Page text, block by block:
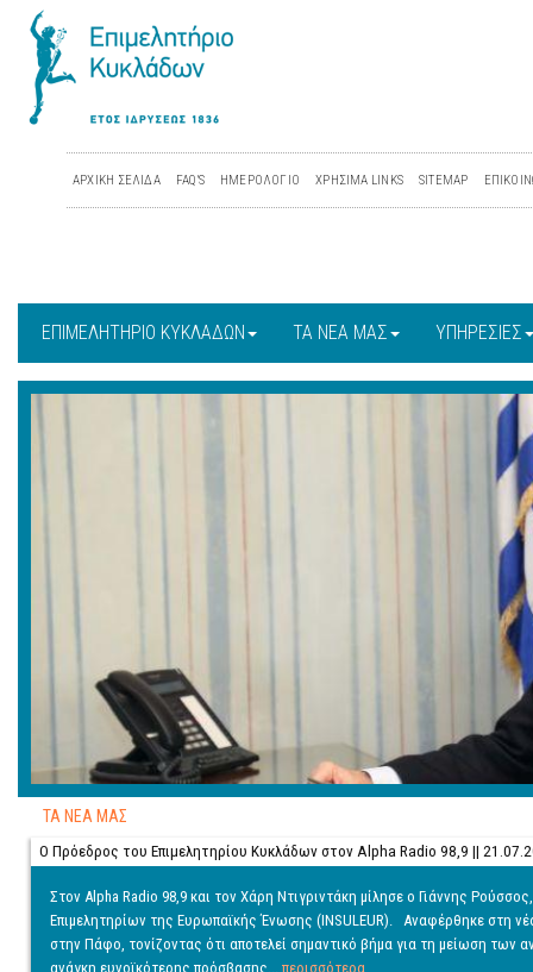
ΑΡΧΙΚΗ ΣΕΛΙΔΑ FAQ'S ΗΜΕΡΟΛΟΓΙΟ ΧΡΗΣΙΜΑ LINKS SITEMAP
ΕΠΙΜΕΛΗΤΗΡΙΟ ΚΥΚΛΑΔΩΝ ΤΑ ΝΕΑ ΜΑΣ ΥΠΗΡΕΣΙΕΣ
ΤΑ ΝΕΑ ΜΑΣ
Ο Πρόεδρος του Επιμελητηρίου Κυκλάδων στον Alpha Radio 98,9 ||
Στον Alpha Radio 98,9 και τον Χάρη Ντιγριντάκη μίλησε ο Γιάννης
Επιμελητηρίων της Ευρωπαϊκής Ένωσης (INSULEUR). Αναφέρθηκε στη
στην Πάφο, τονίζοντας ότι αποτελεί σημαντικό βήμα για τη μείωση των
ανάγκη ευνοϊκότερης πρόσβασης... περισσότερα